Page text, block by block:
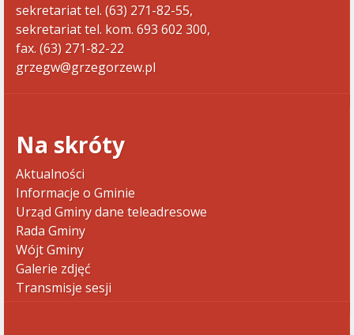
sekretariat tel. (63) 271-82-55,
sekretariat tel. kom. 693 602 300,
fax. (63) 271-82-22
grzegw@grzegorzew.pl
Na skróty
Aktualności
Informacje o Gminie
Urząd Gminy dane teleadresowe
Rada Gminy
Wójt Gminy
Galerie zdjęć
Transmisje sesji